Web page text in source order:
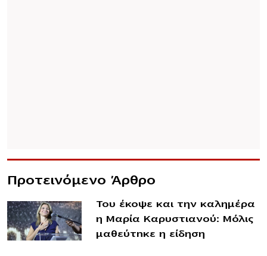
Προτεινόμενο Άρθρο
Του έκοψε και την καλημέρα
η Μαρία Καρυστιανού: Μόλις
μαθεύτnκε η είδηση